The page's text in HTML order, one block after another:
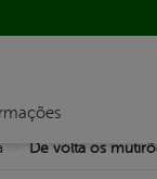
de navegação
De volta os